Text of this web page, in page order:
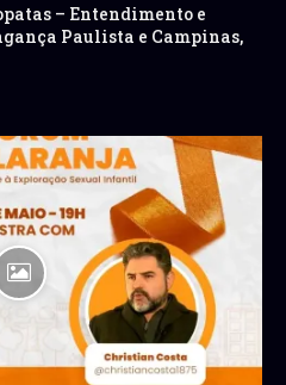
– Entendimento e
Paulista e Campinas,